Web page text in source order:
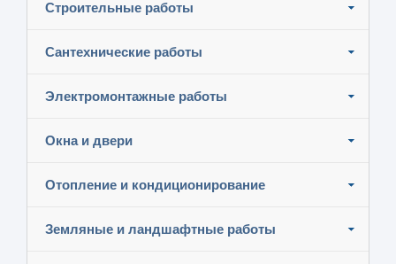
Строительные работы
Сантехнические работы
Электромонтажные работы
Окна и двери
Отопление и кондиционирование
Земляные и ландшафтные работы